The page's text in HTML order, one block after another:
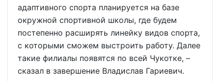
адаптивного спорта планируется на базе
окружной спортивной школы, где будем
постепенно расширять линейку видов спорта,
с которыми сможем выстроить работу. Далее
такие филиалы появятся по всей Чукотке, –
сказал в завершение Владислав Гариевич.